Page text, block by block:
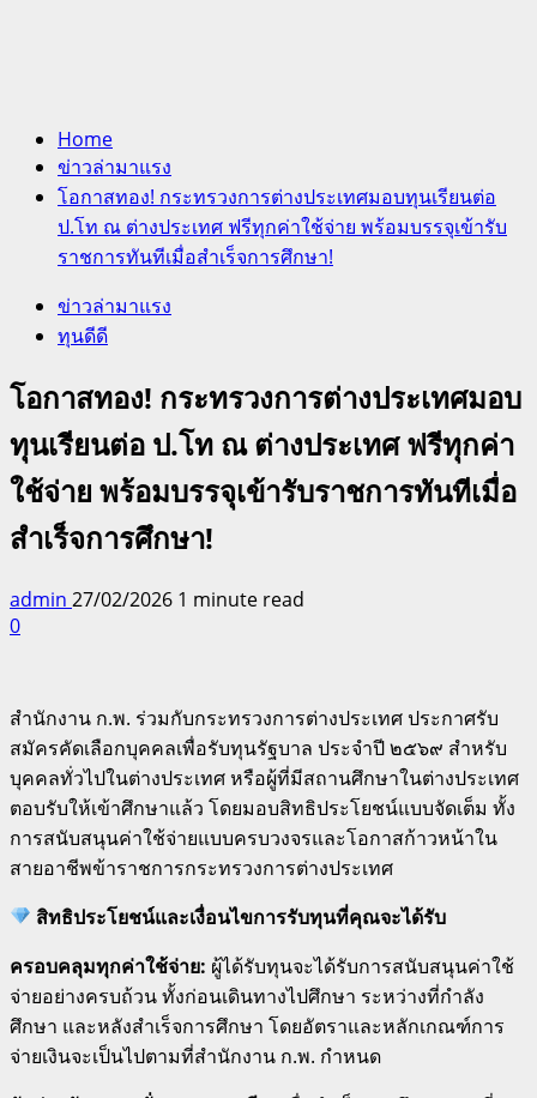
Home
ข่าวล่ามาแรง
โอกาสทอง! กระทรวงการต่างประเทศมอบทุนเรียนต่อ
ป.โท ณ ต่างประเทศ ฟรีทุกค่าใช้จ่าย พร้อมบรรจุเข้ารับ
ราชการทันทีเมื่อสำเร็จการศึกษา!
ข่าวล่ามาแรง
ทุนดีดี
โอกาสทอง! กระทรวงการต่างประเทศมอบ
ทุนเรียนต่อ ป.โท ณ ต่างประเทศ ฟรีทุกค่า
ใช้จ่าย พร้อมบรรจุเข้ารับราชการทันทีเมื่อ
สำเร็จการศึกษา!
admin 27/02/2026 1 minute read
0
สำนักงาน ก.พ. ร่วมกับกระทรวงการต่างประเทศ ประกาศรับ
สมัครคัดเลือกบุคคลเพื่อรับทุนรัฐบาล ประจำปี ๒๕๖๙ สำหรับ
บุคคลทั่วไปในต่างประเทศ หรือผู้ที่มีสถานศึกษาในต่างประเทศ
ตอบรับให้เข้าศึกษาแล้ว โดยมอบสิทธิประโยชน์แบบจัดเต็ม ทั้ง
การสนับสนุนค่าใช้จ่ายแบบครบวงจรและโอกาสก้าวหน้าใน
สายอาชีพข้าราชการกระทรวงการต่างประเทศ
สิทธิประโยชน์และเงื่อนไขการรับทุนที่คุณจะได้รับ
ครอบคลุมทุกค่าใช้จ่าย: ผู้ได้รับทุนจะได้รับการสนับสนุนค่าใช้
จ่ายอย่างครบถ้วน ทั้งก่อนเดินทางไปศึกษา ระหว่างที่กำลัง
ศึกษา และหลังสำเร็จการศึกษา โดยอัตราและหลักเกณฑ์การ
จ่ายเงินจะเป็นไปตามที่สำนักงาน ก.พ. กำหนด